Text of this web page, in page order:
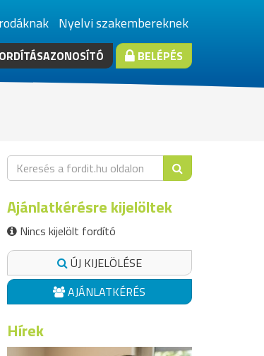
Nyelvi szakembereknek
BELÉPÉS
Ajánlatkérésre kijelöltek
Nincs kijelölt fordító
ÚJ KIJELÖLÉSE
AJÁNLATKÉRÉS
Hírek